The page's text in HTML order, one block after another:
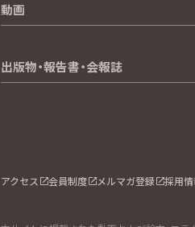
動画
出版物・報告書・会報誌
アクセス 会員制度 メルマガ登録 採用